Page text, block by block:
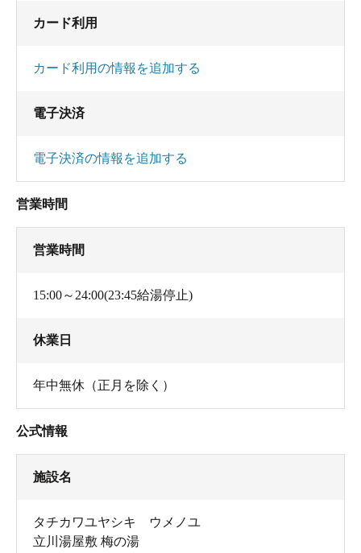
徹底ぶり。
コミック以外にもフィギアやミニグラスなど、グッズも
全国からファンが集まるというのも納得です。
カード利用
カード利用の情報を追加する
電子決済
電子決済の情報を追加する
営業時間
営業時間
15:00～24:00(23:45給湯停止)
休業日
年中無休（正月を除く）
公式情報
施設名
タチカワユヤシキ ウメノユ
立川湯屋敷 梅の湯